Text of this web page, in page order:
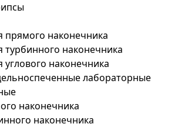
прямого наконечника
наконечника
наконечника
лабораторные
наконечника
наконечника